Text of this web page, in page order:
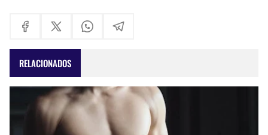
RELACIONADOS